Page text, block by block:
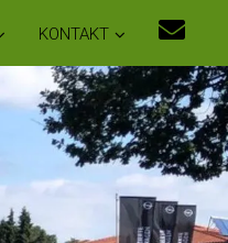
KONTAKT